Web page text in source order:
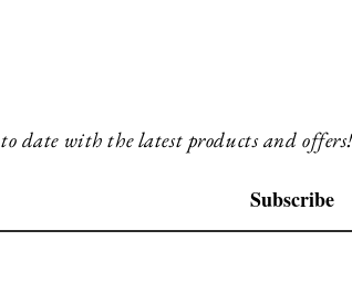
date with the latest products and
Subscribe